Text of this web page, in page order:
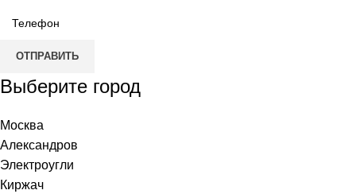
ОТПРАВИТЬ
Выберите город
Москва
Александров
Электроугли
Киржач